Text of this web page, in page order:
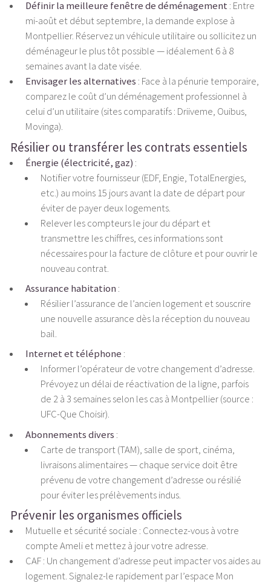
Définir la meilleure fenêtre de déménagement : Entre
mi-août et début septembre, la demande explose à
Montpellier. Réservez un véhicule utilitaire ou sollicitez un
déménageur le plus tôt possible — idéalement 6 à 8
semaines avant la date visée.
Envisager les alternatives : Face à la pénurie temporaire,
comparez le coût d’un déménagement professionnel à
celui d’un utilitaire (sites comparatifs : Driiveme, Ouibus,
Movinga).
Résilier ou transférer les contrats essentiels
Énergie (électricité, gaz) :
Notifier votre fournisseur (EDF, Engie, TotalEnergies,
etc.) au moins 15 jours avant la date de départ pour
éviter de payer deux logements.
Relever les compteurs le jour du départ et
transmettre les chiffres, ces informations sont
nécessaires pour la facture de clôture et pour ouvrir le
nouveau contrat.
Assurance habitation :
Résilier l’assurance de l’ancien logement et souscrire
une nouvelle assurance dès la réception du nouveau
bail.
Internet et téléphone :
Informer l’opérateur de votre changement d’adresse.
Prévoyez un délai de réactivation de la ligne, parfois
de 2 à 3 semaines selon les cas à Montpellier (source :
UFC-Que Choisir).
Abonnements divers :
Carte de transport (TAM), salle de sport, cinéma,
livraisons alimentaires — chaque service doit être
prévenu de votre changement d’adresse ou résilié
pour éviter les prélèvements indus.
Prévenir les organismes officiels
Mutuelle et sécurité sociale : Connectez-vous à votre
compte Ameli et mettez à jour votre adresse.
CAF : Un changement d’adresse peut impacter vos aides au
logement. Signalez-le rapidement par l’espace Mon